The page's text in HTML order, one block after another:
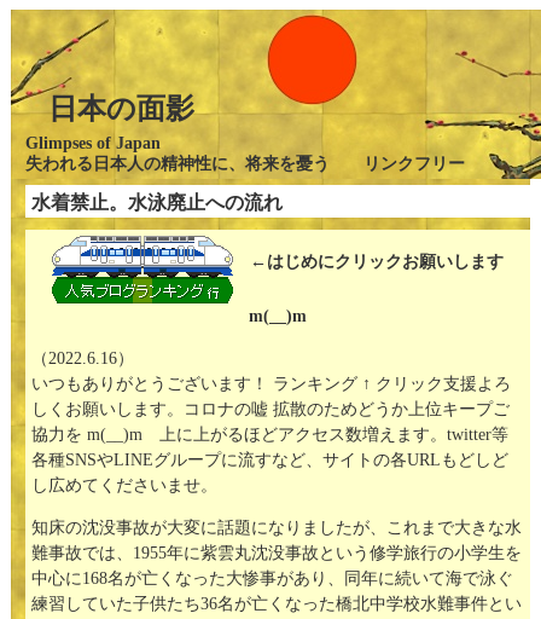
日本の面影
Glimpses of Japan
失われる日本人の精神性に、将来を憂う リンクフリー
水着禁止。水泳廃止への流れ
←はじめにクリックお願いします
m(__)m
（2022.6.16）
いつもありがとうございます！ ランキング ↑ クリック支援よろ
しくお願いします。コロナの嘘 拡散のためどうか上位キープご
協力を m(__)m 上に上がるほどアクセス数増えます。twitter等
各種SNSやLINEグループに流すなど、サイトの各URLもどしど
し広めてくださいませ。
知床の沈没事故が大変に話題になりましたが、これまで大きな水
難事故では、1955年に紫雲丸沈没事故という修学旅行の小学生を
中心に168名が亡くなった大惨事があり、同年に続いて海で泳ぐ
練習していた子供たち36名が亡くなった橋北中学校水難事件とい